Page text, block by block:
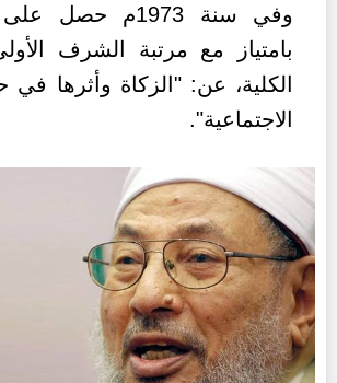
وفي سنة 1973م حصل
بامتياز مع مرتبة الشرف
الكلية، عن: "الزكاة وأثرها
الاجتماعية".